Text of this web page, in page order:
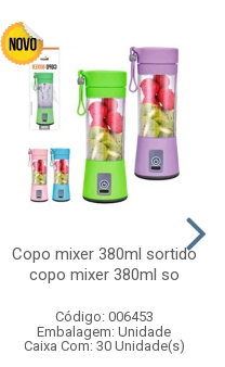
Copo mixer 380ml sortido
copo mixer 380ml so
Código: 006453
Embalagem: Unidade
Caixa Com: 30 Unidade(s)